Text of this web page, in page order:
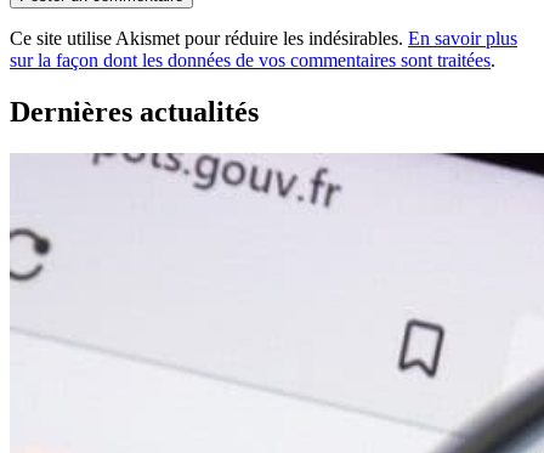
Ce site utilise Akismet pour réduire les indésirables. En savoir plus
sur la façon dont les données de vos commentaires sont traitées.
Dernières actualités